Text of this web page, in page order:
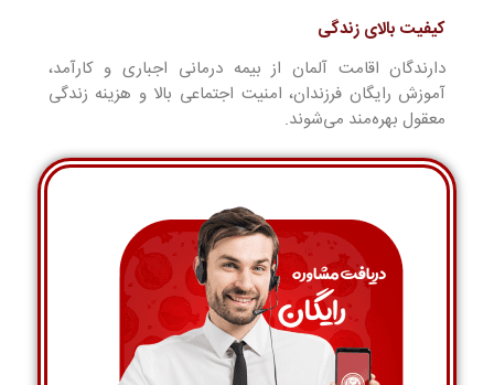
کیفیت بالای زندگی
دارندگان اقامت آلمان از بیمه درمانی اجباری و کارآمد،
آموزش رایگان فرزندان، امنیت اجتماعی بالا و هزینه زندگی
معقول بهره‌مند می‌شوند.